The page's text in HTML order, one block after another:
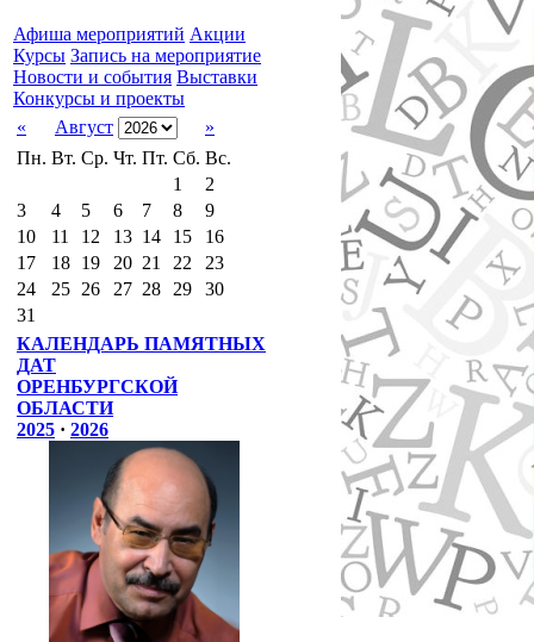
Афиша мероприятий Акции
Курсы Запись на мероприятие
Новости и события Выставки
Конкурсы и проекты
«
Август
»
Пн. Вт. Ср. Чт. Пт. Сб. Вс.
1
2
3
4 5 6 7 8
9
10
11 12 13 14 15
16
17
18 19 20 21 22
23
24
25 26 27 28 29
30
31
КАЛЕНДАРЬ ПАМЯТНЫХ
ДАТ
ОРЕНБУРГСКОЙ
ОБЛАСТИ
2025 · 2026